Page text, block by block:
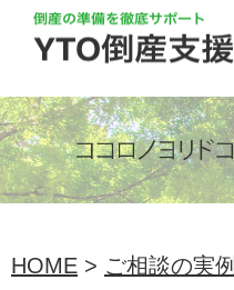
HOME > ご相談の実例